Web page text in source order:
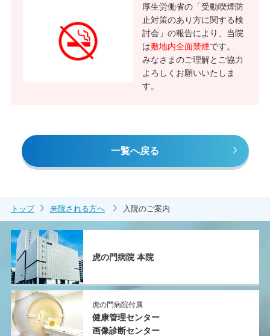
厚⽣労働省の「受動喫煙防
⽌対策のあり⽅に関する検
討会」の報告により、当院
は敷地内全⾯禁煙です。
みなさまのご理解とご協⼒
よろしくお願いいたしま
す。
⼀覧へ戻る
トップ 来院される方へ 入院のご案内
虎の門病院 本院
虎の門病院付属
健康管理センター
画像診断センター